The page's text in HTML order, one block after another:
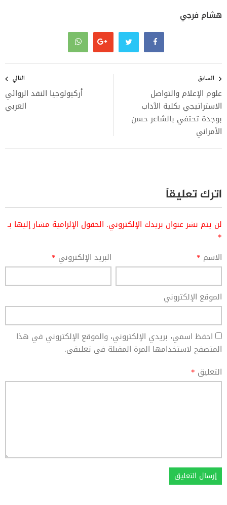
هشام فرجي
المقالات
السابق
علوم الإعلام والتواصل
الاستراتيجي‌‌ ‌‌بكلية الآداب
‌‌بوجدة‌‌ تحتفي بالشاعر‌‌ ‌‌حسن
الأمراني‌
التالي
أركيولوجيا النقد الروائي
العربي
اترك تعليقاً
لن يتم نشر عنوان بريدك الإلكتروني. الحقول الإلزامية مشار إليها بـ
*
الاسم * البريد الإلكتروني *
الموقع الإلكتروني
احفظ اسمي، بريدي الإلكتروني، والموقع الإلكتروني في هذا
المتصفح لاستخدامها المرة المقبلة في تعليقي.
التعليق *